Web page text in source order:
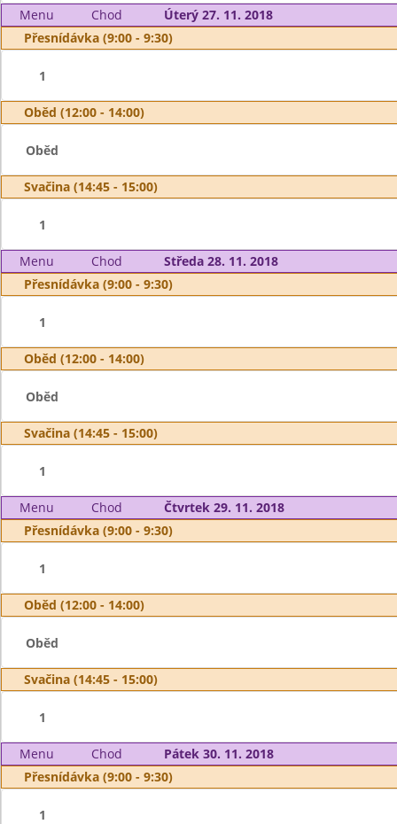
Menu Chod
Úterý 27. 11. 2018
Přesnídávka (9:00 - 9:30)
1
Oběd (12:00 - 14:00)
Oběd
Svačina (14:45 - 15:00)
1
Menu Chod
Středa 28. 11. 2018
Přesnídávka (9:00 - 9:30)
1
Oběd (12:00 - 14:00)
Oběd
Svačina (14:45 - 15:00)
1
Menu Chod
Čtvrtek 29. 11. 2018
Přesnídávka (9:00 - 9:30)
1
Oběd (12:00 - 14:00)
Oběd
Svačina (14:45 - 15:00)
1
Menu Chod
Pátek 30. 11. 2018
Přesnídávka (9:00 - 9:30)
1